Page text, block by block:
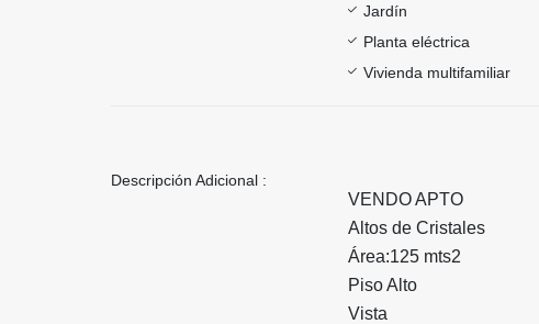
Jardín
Planta eléctrica
Vivienda multifamiliar
Descripción Adicional :
VENDO APTO
Altos de Cristales
Área:125 mts2
Piso Alto
Vista